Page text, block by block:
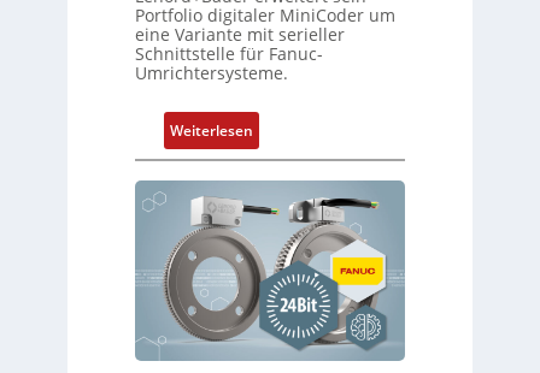
Portfolio digitaler MiniCoder um
eine Variante mit serieller
Schnittstelle für Fanuc-
Umrichtersysteme.
Weiterlesen:
D
r
e
g
e
b
e
r